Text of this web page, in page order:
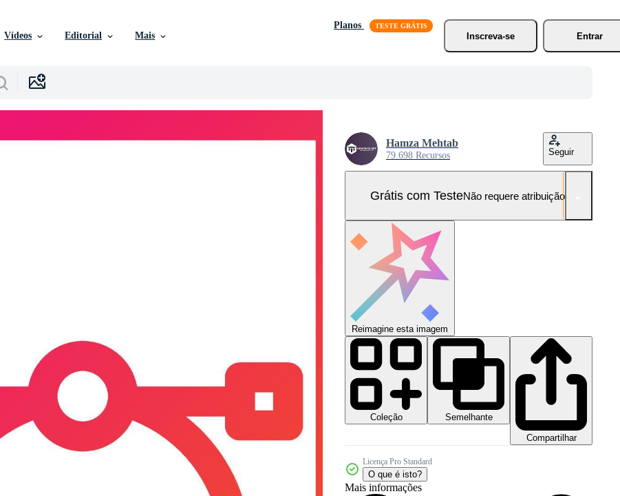
Vídeos Editorial Mais
Planos
Inscreva-se
Entrar
Hamza Mehtab
79.698 Recursos Seguir
Grátis com TesteNão requere atribuição!
Reimagine esta imagem
Coleção
Semelhante
Compartilhar
Licença Pro Standard
O que é isto?
Mais informações